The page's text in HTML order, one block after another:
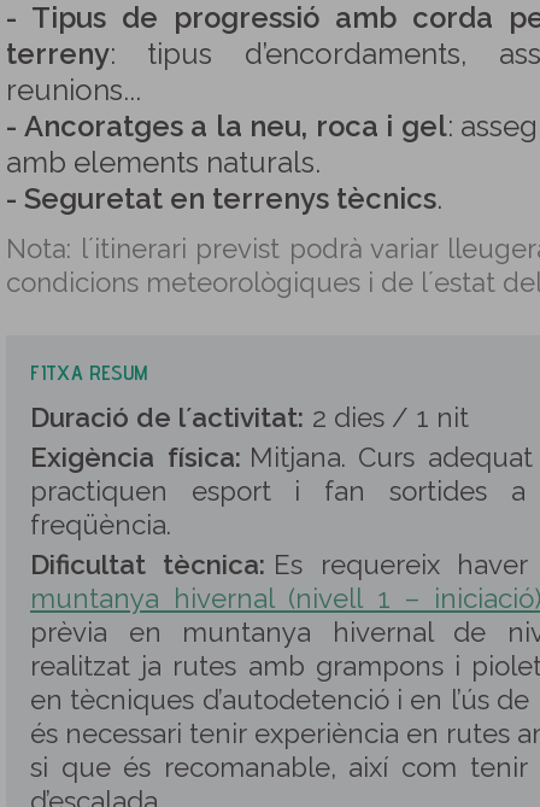
- Tipus de progressió amb corda
terreny: tipus d’encordaments,
reunions...
- Ancoratges a la neu, roca i gel:
amb elements naturals.
- Seguretat en terrenys tècnics.
Nota: l´itinerari previst podrà variar
condicions meteorològiques i de l´estat
FITXA RESUM
Duració de l´activitat: 2 dies / 1 nit
Exigència física: Mitjana. Curs
practiquen esport i fan sortides
freqüència.
Dificultat tècnica: Es requereix
muntanya hivernal (nivell 1 –
prèvia en muntanya hivernal de
realitzat ja rutes amb grampons i
en tècniques d’autodetenció i en l’ús de
és necessari tenir experiència en rutes
si que és recomanable, així com tenir